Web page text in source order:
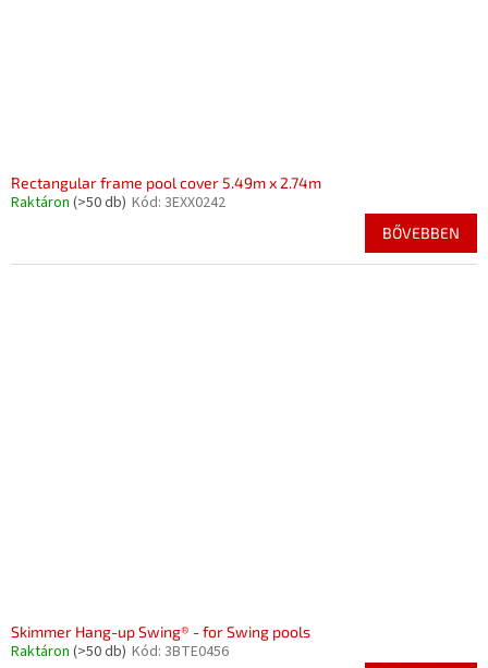
Rectangular frame pool cover 5.49m x 2.74m
Raktáron (>50 db) Kód: 3EXX0242
BŐVEBBEN
Skimmer Hang-up Swing® - for Swing pools
Raktáron (>50 db) Kód: 3BTE0456